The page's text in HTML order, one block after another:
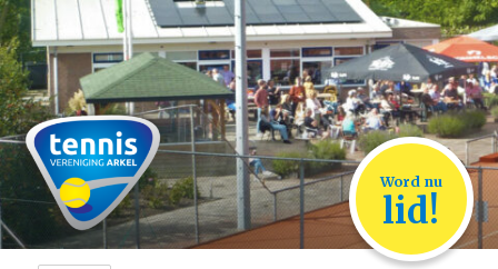
TVA Arkel
Word nu
lid!